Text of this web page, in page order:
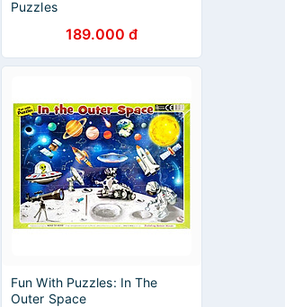
Puzzles
189.000 đ
Fun With Puzzles: In The
Outer Space